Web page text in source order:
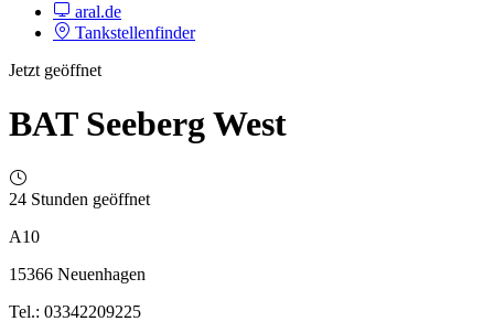
aral.de
Tankstellenfinder
Jetzt geöffnet
BAT Seeberg West
24 Stunden geöffnet
A10
15366 Neuenhagen
Tel.: 03342209225